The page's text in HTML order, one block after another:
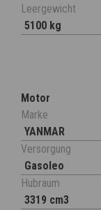
Leergewicht
5100 kg
Motor
Marke
YANMAR
Versorgung
Gasoleo
Hubraum
3319 cm3